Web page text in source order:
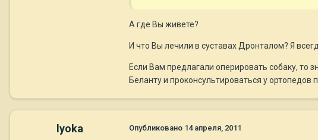
А где Вы живете?
И что Вы лечили в суставах Дронталом? Я
Если Вам предлагали оперировать собаку, то
Беланту и проконсультироваться у
lyoka Опубликовано 14 апреля, 2011